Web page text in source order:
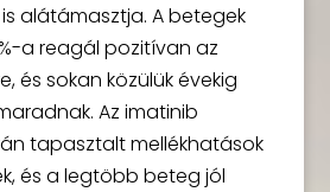
alátámasztja. A betegek
a reagál pozitívan az
és sokan közülük évekig
Az imatinib
tapasztalt mellékhatások
és a legtöbb beteg jól